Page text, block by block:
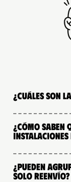
¿Cuáles son
¿Cómo saben
instalaciones
¿Pueden
solo reenvío?